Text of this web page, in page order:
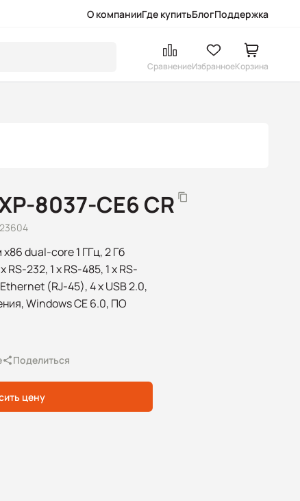
О компанииГде купитьБлогПоддержка
СравнениеИзбранноеКорзина
8037-CE6 CR
dual-core 1 ГГц, 2 Гб
RS-232, 1 x RS-485, 1 x RS-
(RJ-45), 4 x USB 2.0,
Windows CE 6.0, ПО
Поделиться
цену